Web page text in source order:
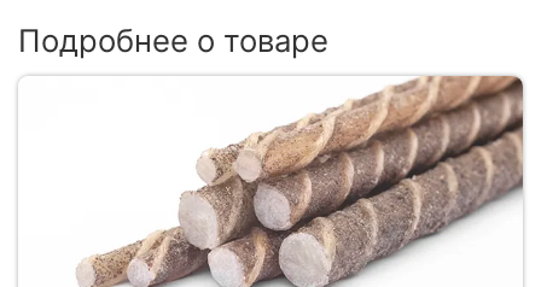
Подробнее о товаре